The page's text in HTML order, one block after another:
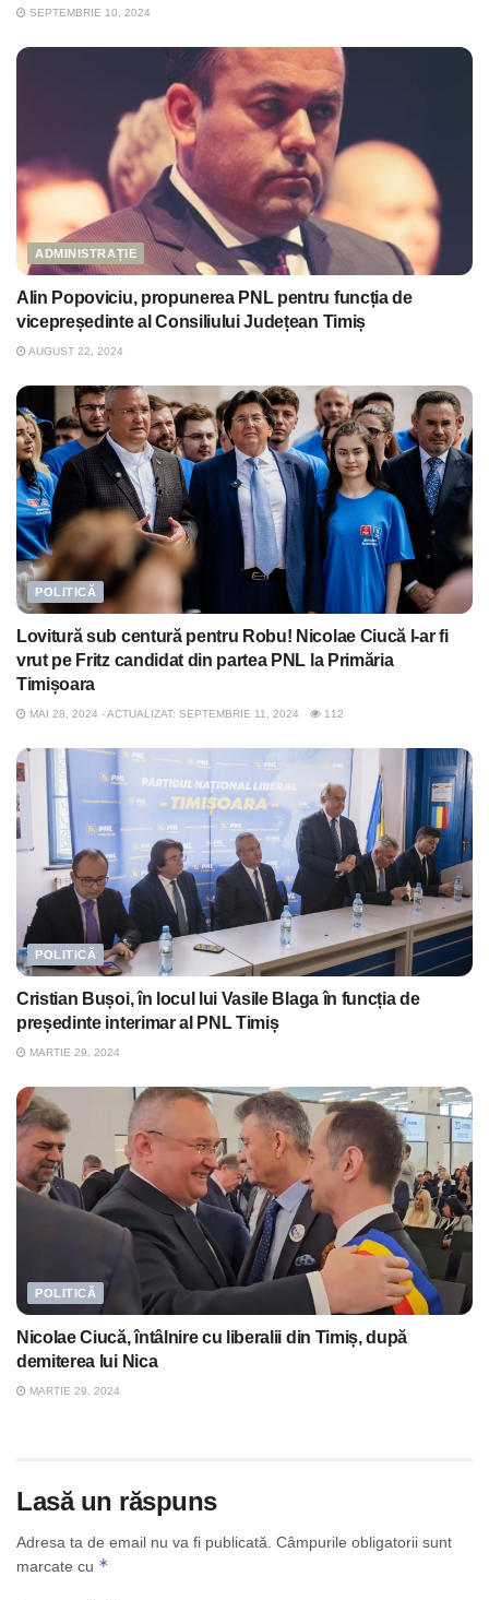
SEPTEMBRIE 10, 2024
ADMINISTRAȚIE
Alin Popoviciu, propunerea PNL pentru funcția de
vicepreședinte al Consiliului Județean Timiș
AUGUST 22, 2024
POLITICĂ
Lovitură sub centură pentru Robu! Nicolae Ciucă l-ar fi
vrut pe Fritz candidat din partea PNL la Primăria
Timișoara
MAI 28, 2024 - ACTUALIZAT: SEPTEMBRIE 11, 2024 112
POLITICĂ
Cristian Bușoi, în locul lui Vasile Blaga în funcția de
președinte interimar al PNL Timiș
MARTIE 29, 2024
POLITICĂ
Nicolae Ciucă, întâlnire cu liberalii din Timiș, după
demiterea lui Nica
MARTIE 29, 2024
Lasă un răspuns
Adresa ta de email nu va fi publicată. Câmpurile obligatorii sunt
marcate cu *